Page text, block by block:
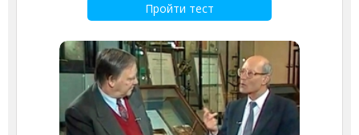
Пройти тест